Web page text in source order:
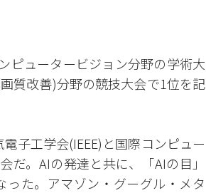
ピュータービジョン分野の学術大
質改善)分野の競技大会で1位を記
子工学会(IEEE)と国際コンピュー
だ。AIの発達と共に、「AIの目」
った。アマゾン・グーグル・メタ